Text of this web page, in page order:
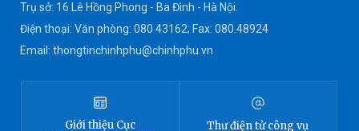
Trụ sở: 16 Lê Hồng Phong - Ba Đình - Hà Nội.
Điện thoại: Văn phòng: 080 43162; Fax: 080.48924
Email: thongtinchinhphu@chinhphu.vn
Giới thiệu Cục
Thư điện tử công vụ